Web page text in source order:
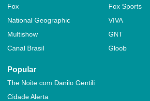
Fox
Fox Sports
National Geographic
VIVA
Multishow
GNT
Canal Brasil
Gloob
Popular
The Noite com Danilo Gentili
Cidade Alerta